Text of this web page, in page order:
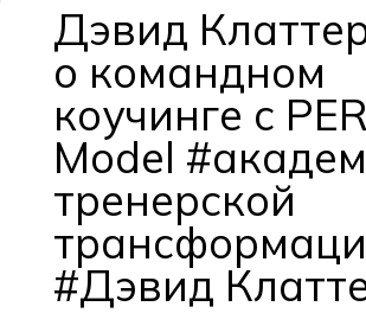
Дэвид
о командном
коучинге с
Model
тренерской
#Дэвид